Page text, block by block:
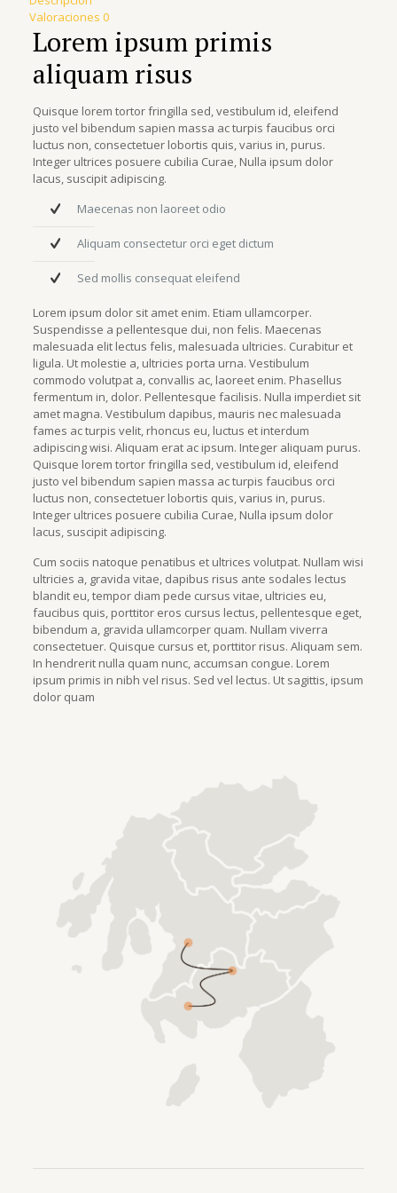
Valoraciones 0
Lorem ipsum primis
aliquam risus
Quisque lorem tortor fringilla sed, vestibulum id, eleifend
justo vel bibendum sapien massa ac turpis faucibus orci
luctus non, consectetuer lobortis quis, varius in, purus.
Integer ultrices posuere cubilia Curae, Nulla ipsum dolor
lacus, suscipit adipiscing.
Maecenas non laoreet odio
Aliquam consectetur orci eget dictum
Sed mollis consequat eleifend
Lorem ipsum dolor sit amet enim. Etiam ullamcorper.
Suspendisse a pellentesque dui, non felis. Maecenas
malesuada elit lectus felis, malesuada ultricies. Curabitur et
ligula. Ut molestie a, ultricies porta urna. Vestibulum
commodo volutpat a, convallis ac, laoreet enim. Phasellus
fermentum in, dolor. Pellentesque facilisis. Nulla imperdiet sit
amet magna. Vestibulum dapibus, mauris nec malesuada
fames ac turpis velit, rhoncus eu, luctus et interdum
adipiscing wisi. Aliquam erat ac ipsum. Integer aliquam purus.
Quisque lorem tortor fringilla sed, vestibulum id, eleifend
justo vel bibendum sapien massa ac turpis faucibus orci
luctus non, consectetuer lobortis quis, varius in, purus.
Integer ultrices posuere cubilia Curae, Nulla ipsum dolor
lacus, suscipit adipiscing.
Cum sociis natoque penatibus et ultrices volutpat. Nullam wisi
ultricies a, gravida vitae, dapibus risus ante sodales lectus
blandit eu, tempor diam pede cursus vitae, ultricies eu,
faucibus quis, porttitor eros cursus lectus, pellentesque eget,
bibendum a, gravida ullamcorper quam. Nullam viverra
consectetuer. Quisque cursus et, porttitor risus. Aliquam sem.
In hendrerit nulla quam nunc, accumsan congue. Lorem
ipsum primis in nibh vel risus. Sed vel lectus. Ut sagittis, ipsum
dolor quam